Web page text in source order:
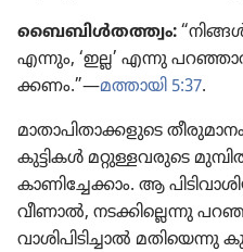
ബൈബിൾത​ത്ത്വം:
എന്നും, ‘ഇല്ല’ എന്നു
ക്കണം.”—മത്തായി 5:37.
മാതാ​പി​താ​ക്ക​ളു​ടെ
കു​ട്ടി​കൾ മറ്റുള്ള​വ​രു​ടെ
കാണി​ച്ചേ​ക്കാം. ആ
വീണാൽ, നടക്കി​ല്ലെന്നു
വാശി​പി​ടി​ച്ചാൽ മതി​യെന്നു